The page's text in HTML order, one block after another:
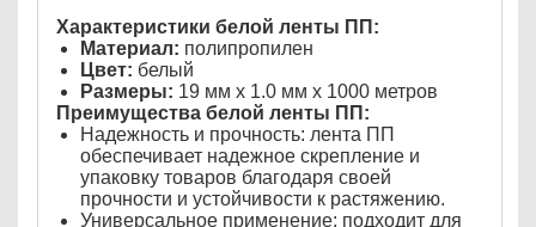
Характеристики белой ленты ПП:
Материал: полипропилен
Цвет: белый
Размеры: 19 мм x 1.0 мм x 1000 метров
Преимущества белой ленты ПП:
Надежность и прочность: лента ПП
обеспечивает надежное скрепление и
упаковку товаров благодаря своей
прочности и устойчивости к растяжению.
Универсальное применение: подходит для